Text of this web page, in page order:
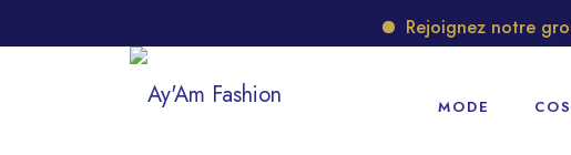
Rejoignez notre
MODE